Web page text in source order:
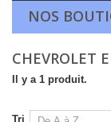
NOS
CHEVROLET
Il y a 1 produit.
Tri